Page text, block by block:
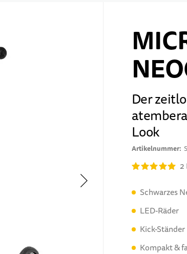
Der
Look
Artikelnummer
2
Schwarzes
LED-Räder
Kick-Ständer
Kompakt &